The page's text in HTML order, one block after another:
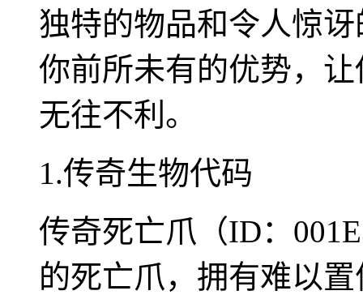
独特的物品和令人惊
你前所未有的优势，
无往不利。
1.传奇生物代码
传奇死亡爪（ID：
的死亡爪，拥有难以